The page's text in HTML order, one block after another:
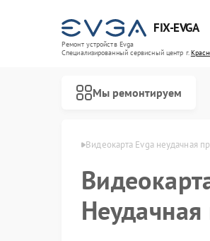
FIX-EVGA
Ремонт устройств Evga
Специализированный cервисный центр г.
Мы ремонтируем
в Красноярске Видеокарта Evga неудачная